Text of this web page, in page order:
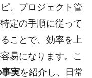
、プロジェクト管
定の手順に従って
ことで、効率を上
易になります。こ
実を紹介し、日常